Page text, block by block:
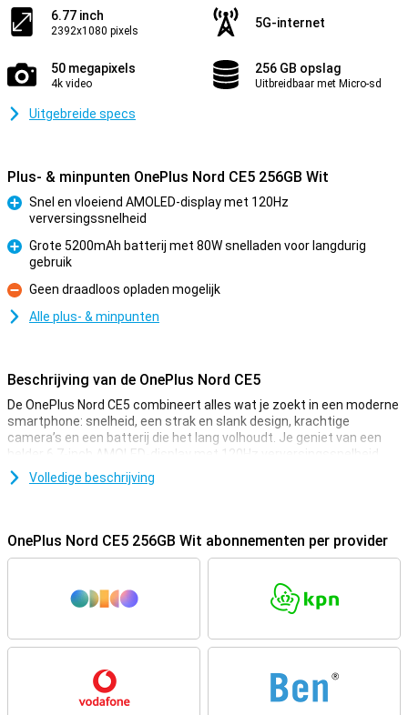
6.77 inch
2392x1080 pixels
5G-internet
50 megapixels
4k video
256 GB opslag
Uitbreidbaar met Micro-sd
Uitgebreide specs
Plus- & minpunten OnePlus Nord CE5 256GB Wit
Pluspunt
Snel en vloeiend AMOLED-display met 120Hz
verversingssnelheid
Pluspunt
Grote 5200mAh batterij met 80W snelladen voor langdurig
gebruik
Minpunt
Geen draadloos opladen mogelijk
Alle plus- & minpunten
Beschrijving van de OnePlus Nord CE5
De OnePlus Nord CE5 combineert alles wat je zoekt in een moderne
smartphone: snelheid, een strak en slank design, krachtige
camera’s en een batterij die het lang volhoudt. Je geniet van een
helder 6.7-inch AMOLED-display met 120Hz verversingssnelheid,
razendsnelle 5G-connectiviteit en slimme AI-functies die jouw
gebruik nog makkelijker maken. Of je nu foto’s maakt, series
Soepele prestaties met slimme koeling
Apex-chipset, die moeiteloos al je dagelijkse taken aankan. Van
scrollen tot streamen en van gamen tot multitasken: de Nord CE5
tussen apps zonder haperingen. Dankzij het vernieuwde
intensief gebruik. Combineer dit met HyperBoost Game Engine en
ondersteuning voor 120 FPS gaming, en je bent altijd klaar voor
topprestaties – of je nu aan het gamen bent of multitaskt.
Volledige beschrijving
OnePlus Nord CE5 256GB Wit abonnementen per provider